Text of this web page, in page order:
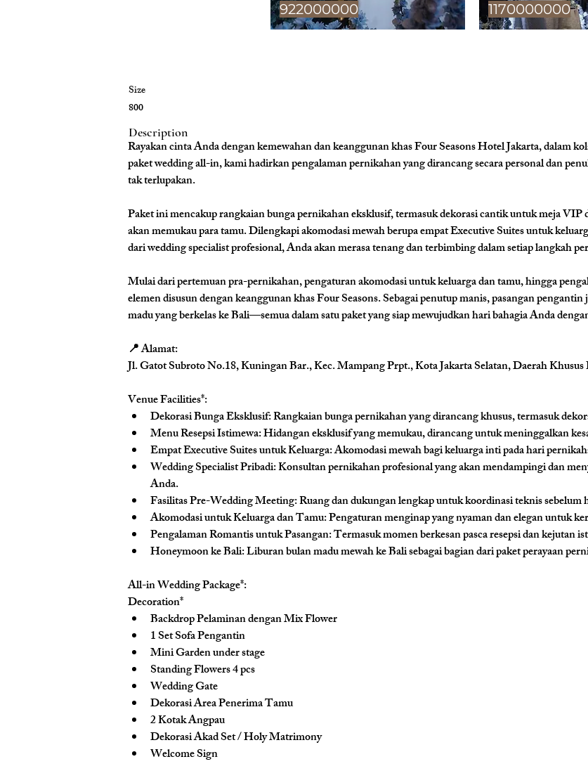
922000000 1170000000
Size
800
Description
Rayakan cinta Anda dengan kemewahan dan keanggunan khas Four Seasons Hotel Jakarta, dalam
paket wedding all-in, kami hadirkan pengalaman pernikahan yang dirancang secara personal dan
tak terlupakan.
Paket ini mencakup rangkaian bunga pernikahan eksklusif, termasuk dekorasi cantik untuk meja VIP
akan memukau para tamu. Dilengkapi akomodasi mewah berupa empat Executive Suites untuk
dari wedding specialist profesional, Anda akan merasa tenang dan terbimbing dalam setiap langkah
Mulai dari pertemuan pra-pernikahan, pengaturan akomodasi untuk keluarga dan tamu, hingga
elemen disusun dengan keanggunan khas Four Seasons. Sebagai penutup manis, pasangan
madu yang berkelas ke Bali—semua dalam satu paket yang siap mewujudkan hari bahagia Anda
📍 Alamat:
Jl. Gatot Subroto No.18, Kuningan Bar., Kec. Mampang Prpt., Kota Jakarta Selatan, Daerah Khusus
Venue Facilities*:
Dekorasi Bunga Eksklusif: Rangkaian bunga pernikahan yang dirancang khusus, termasuk
Menu Resepsi Istimewa: Hidangan eksklusif yang memukau, dirancang untuk meninggalkan
Empat Executive Suites untuk Keluarga: Akomodasi mewah bagi keluarga inti pada hari
Wedding Specialist Pribadi: Konsultan pernikahan profesional yang akan mendampingi dan
Anda.
Fasilitas Pre-Wedding Meeting: Ruang dan dukungan lengkap untuk koordinasi teknis
Akomodasi untuk Keluarga dan Tamu: Pengaturan menginap yang nyaman dan elegan untuk
Pengalaman Romantis untuk Pasangan: Termasuk momen berkesan pasca resepsi dan kejutan
Honeymoon ke Bali: Liburan bulan madu mewah ke Bali sebagai bagian dari paket perayaan
All-in Wedding Package*:
Decoration*
Backdrop Pelaminan dengan Mix Flower
1 Set Sofa Pengantin
Mini Garden under stage
Standing Flowers 4 pcs
Wedding Gate
Dekorasi Area Penerima Tamu
2 Kotak Angpau
Dekorasi Akad Set / Holy Matrimony
Welcome Sign